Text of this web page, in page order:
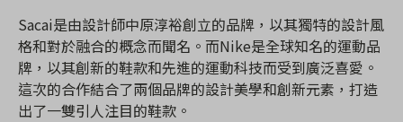
Sacai是由設計師中原淳裕創立的品牌，以其獨特的設計風
格和對於融合的概念而聞名。而Nike是全球知名的運動品
牌，以其創新的鞋款和先進的運動科技而受到廣泛喜愛。
這次的合作結合了兩個品牌的設計美學和創新元素，打造
出了一雙引人注目的鞋款。